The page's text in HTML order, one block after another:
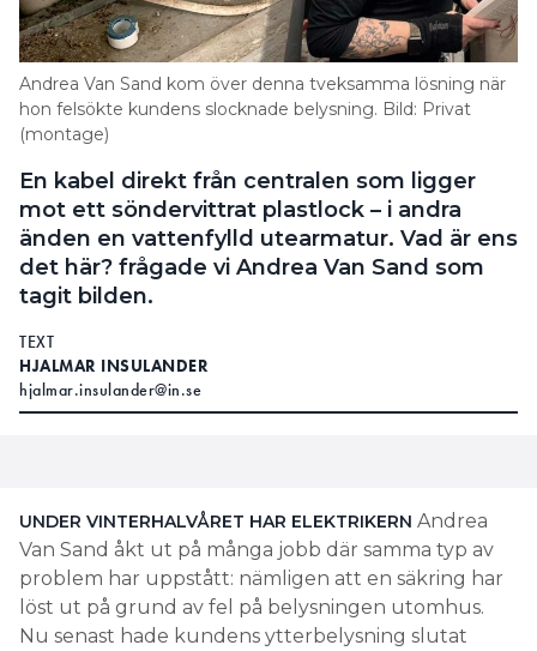
Andrea Van Sand kom över denna tveksamma lösning när
hon felsökte kundens slocknade belysning. Bild: Privat
(montage)
En kabel direkt från centralen som ligger
mot ett söndervittrat plastlock – i andra
änden en vattenfylld utearmatur. Vad är ens
det här? frågade vi Andrea Van Sand som
tagit bilden.
TEXT
HJALMAR INSULANDER
hjalmar.insulander@in.se
UNDER VINTERHALVÅRET HAR ELEKTRIKERN Andrea
Van Sand åkt ut på många jobb där samma typ av
problem har uppstått: nämligen att en säkring har
löst ut på grund av fel på belysningen utomhus.
Nu senast hade kundens ytterbelysning slutat